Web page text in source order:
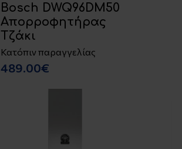
Bosch DWQ96DM50
Απορροφητήρας
Τζάκι
Κατόπιν παραγγελίας
489.00€